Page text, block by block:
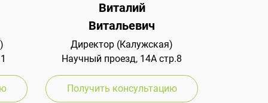
Виталий
Витальевич
Директор (Калужская)
Научный проезд, 14А стр.8
Получить консультацию